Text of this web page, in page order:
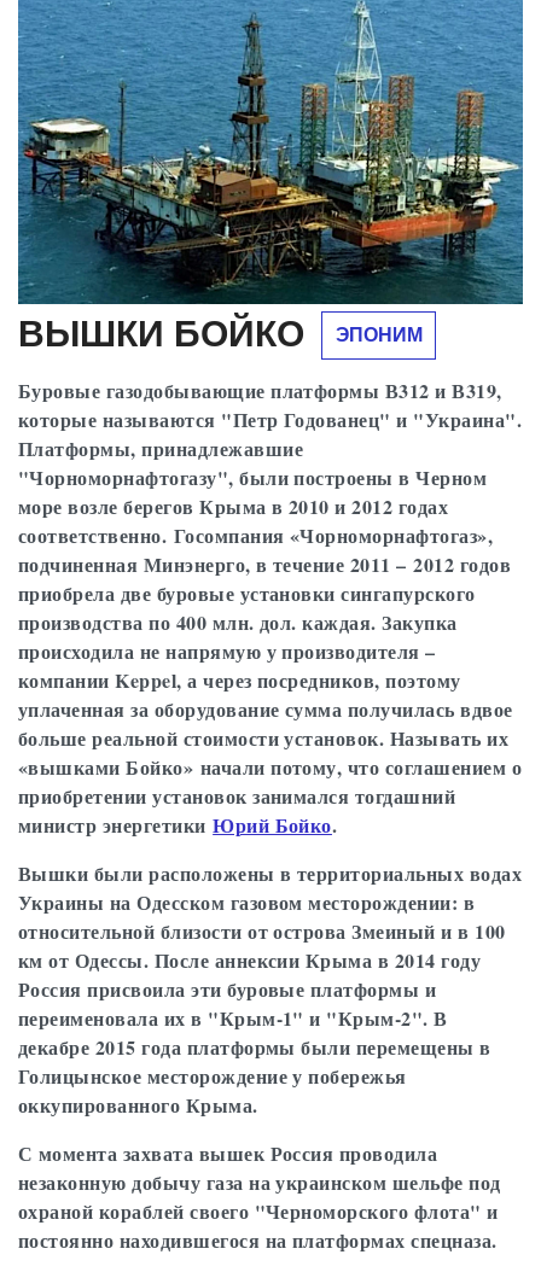
ВЫШКИ БОЙКО ЭПОНИМ
Буровые газодобывающие платформы В312 и В319,
которые называются "Петр Годованец" и "Украина".
Платформы, принадлежавшие
"Чорноморнафтогазу", были построены в Черном
море возле берегов Крыма в 2010 и 2012 годах
соответственно. Госомпания «Чорноморнафтогаз»,
подчиненная Минэнерго, в течение 2011 – 2012 годов
приобрела две буровые установки сингапурского
производства по 400 млн. дол. каждая. Закупка
происходила не напрямую у производителя –
компании Keppel, а через посредников, поэтому
уплаченная за оборудование сумма получилась вдвое
больше реальной стоимости установок. Называть их
«вышками Бойко» начали потому, что соглашением о
приобретении установок занимался тогдашний
министр энергетикиЮрий Бойко.
Вышки были расположены в территориальных водах
Украины на Одесском газовом месторождении: в
относительной близости от острова Змеиный и в 100
км от Одессы. После аннексии Крыма в 2014 году
Россия присвоила эти буровые платформы и
переименовала их в "Крым-1" и "Крым-2". В
декабре 2015 года платформы были перемещены в
Голицынское месторождение у побережья
оккупированного Крыма.
С момента захвата вышек Россия проводила
незаконную добычу газа на украинском шельфе под
охраной кораблей своего "Черноморского флота" и
постоянно находившегося на платформах спецназа.